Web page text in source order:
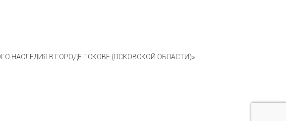
НАСЛЕДИЯ В ГОРОДЕ ПСКОВЕ (ПСКОВСКОЙ ОБЛАСТИ)»